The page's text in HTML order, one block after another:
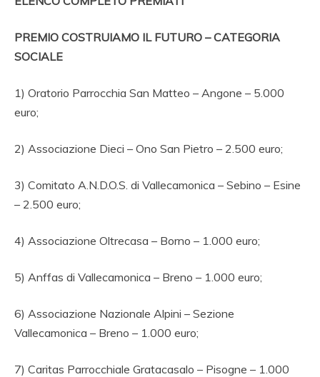
PREMIO COSTRUIAMO IL FUTURO – CATEGORIA
SOCIALE
1) Oratorio Parrocchia San Matteo – Angone – 5.000
euro;
2) Associazione Dieci – Ono San Pietro – 2.500 euro;
3) Comitato A.N.D.O.S. di Vallecamonica – Sebino – Esine
– 2.500 euro;
4) Associazione Oltrecasa – Borno – 1.000 euro;
5) Anffas di Vallecamonica – Breno – 1.000 euro;
6) Associazione Nazionale Alpini – Sezione
Vallecamonica – Breno – 1.000 euro;
7) Caritas Parrocchiale Gratacasalo – Pisogne – 1.000